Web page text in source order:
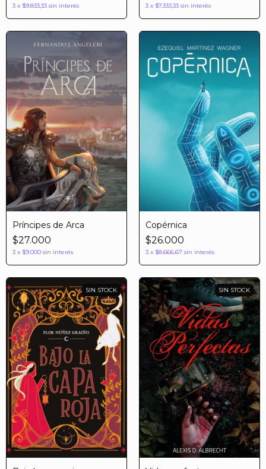
3 x $9.833,33 sin interés 3 x $7.333,33 sin interés
Príncipes de Arca
$27.000
3 x $9.000 sin interés
Copérnica
$26.000
3 x $8.666,67 sin interés
SIN STOCK SIN STOCK